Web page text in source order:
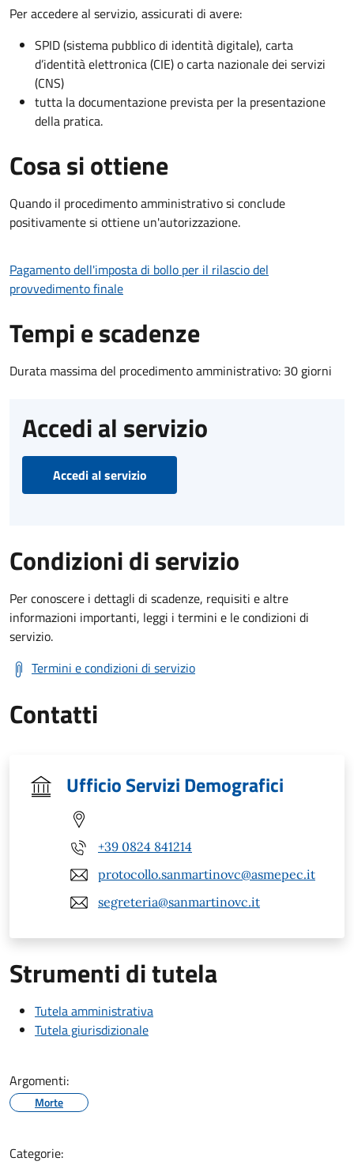
Per accedere al servizio, assicurati di avere:
SPID (sistema pubblico di identità digitale), carta
d’identità elettronica (CIE) o carta nazionale dei servizi
(CNS)
tutta la documentazione prevista per la presentazione
della pratica.
Cosa si ottiene
Quando il procedimento amministrativo si conclude
positivamente si ottiene un'autorizzazione.
Pagamento dell'imposta di bollo per il rilascio del
provvedimento finale
Tempi e scadenze
Durata massima del procedimento amministrativo: 30 giorni
Accedi al servizio
Accedi al servizio
Condizioni di servizio
Per conoscere i dettagli di scadenze, requisiti e altre
informazioni importanti, leggi i termini e le condizioni di
servizio.
Termini e condizioni di servizio
Contatti
Ufficio Servizi Demografici
+39 0824 841214
protocollo.sanmartinovc@asmepec.it
segreteria@sanmartinovc.it
Strumenti di tutela
Tutela amministrativa
Tutela giurisdizionale
Argomenti:
Morte
Categorie: